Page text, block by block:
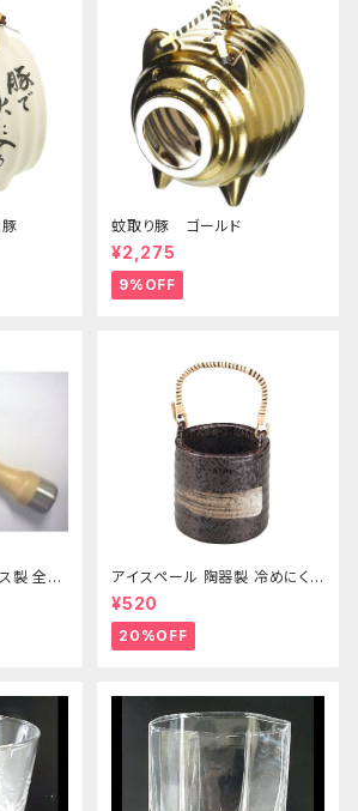
豚 蚊取り豚 ゴールド
¥2,275
9%OFF
製 全長
アイスペール 陶器製 冷めにくい
二重構造 860ml
¥520
20%OFF